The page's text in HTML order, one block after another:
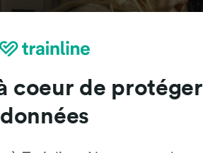
Attractions
coeur de
données